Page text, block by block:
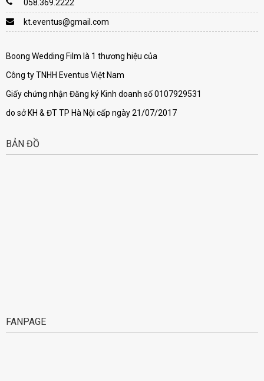
058.369.2222
kt.eventus@gmail.com
Boong Wedding Film là 1 thương hiệu của
Công ty TNHH Eventus Việt Nam
Giấy chứng nhận Đăng ký Kinh doanh số 0107929531
do sở KH & ĐT TP Hà Nội cấp ngày 21/07/2017
BẢN ĐỒ
FANPAGE